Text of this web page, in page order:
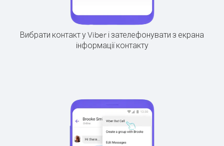
Вибрати контакт у Viber і зателефонувати з екрана
інформації контакту